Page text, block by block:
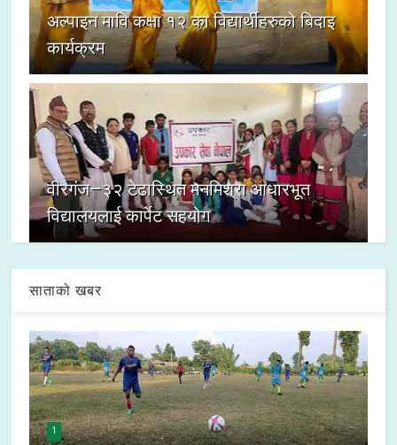
अल्पाइन मावि कक्षा १२ का विद्यार्थीहरुको बिदाइ
कार्यक्रम
वीरगंज–३२ टेढास्थित मनमिश्रा आधारभूत
विद्यालयलाई कार्पेट सहयोग
साताको खबर
1